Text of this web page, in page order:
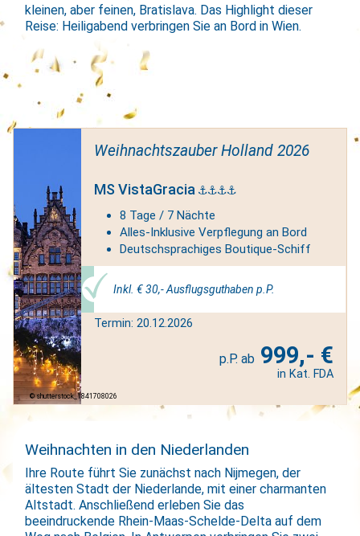
kleinen, aber feinen, Bratislava. Das Highlight dieser
Reise: Heiligabend verbringen Sie an Bord in Wien.
shutterstock_1841708026
Weihnachtszauber Holland 2026
MS VistaGracia
8 Tage / 7 Nächte
Alles-Inklusive Verpflegung an Bord
Deutschsprachiges Boutique-Schiff
Inkl. € 30,- Ausflugsguthaben p.P.
Termin: 20.12.2026
999,- €
in Kat. FDA
Weihnachten in den Niederlanden
Ihre Route führt Sie zunächst nach Nijmegen, der
ältesten Stadt der Niederlande, mit einer charmanten
Altstadt. Anschließend erleben Sie das
beeindruckende Rhein-Maas-Schelde-Delta auf dem